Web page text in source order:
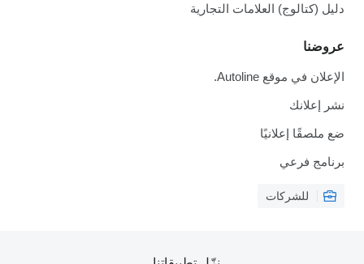
دليل (كتالوج) العلامات التجارية
عروضنا
الإعلان في موقع Autoline.
نشر إعلانك
ضع ملصقًا إعلانيًا
برنامج فرعي
للشركات